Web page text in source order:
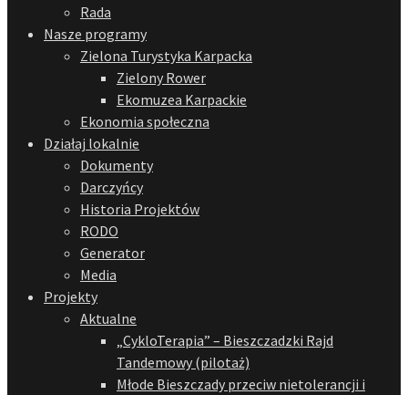
Rada
Nasze programy
Zielona Turystyka Karpacka
Zielony Rower
Ekomuzea Karpackie
Ekonomia społeczna
Działaj lokalnie
Dokumenty
Darczyńcy
Historia Projektów
RODO
Generator
Media
Projekty
Aktualne
„CykloTerapia” – Bieszczadzki Rajd
Tandemowy (pilotaż)
Młode Bieszczady przeciw nietolerancji i